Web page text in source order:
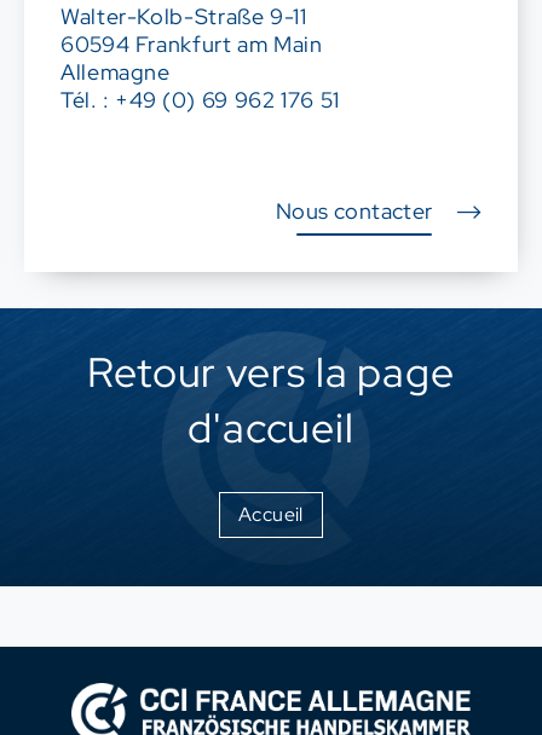
Walter-Kolb-Straße 9-11
60594 Frankfurt am Main
Allemagne
Tél. : +49 (0) 69 962 176 51
Nous contacter
Retour vers la page
d'accueil
Accueil